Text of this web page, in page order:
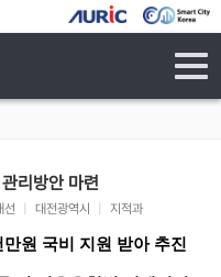
리방안 마련
선 대전광역시 지적과
만원 국비 지원 받아 추진